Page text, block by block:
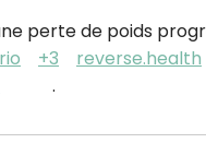
perte de poids
+3 reverse.health
.